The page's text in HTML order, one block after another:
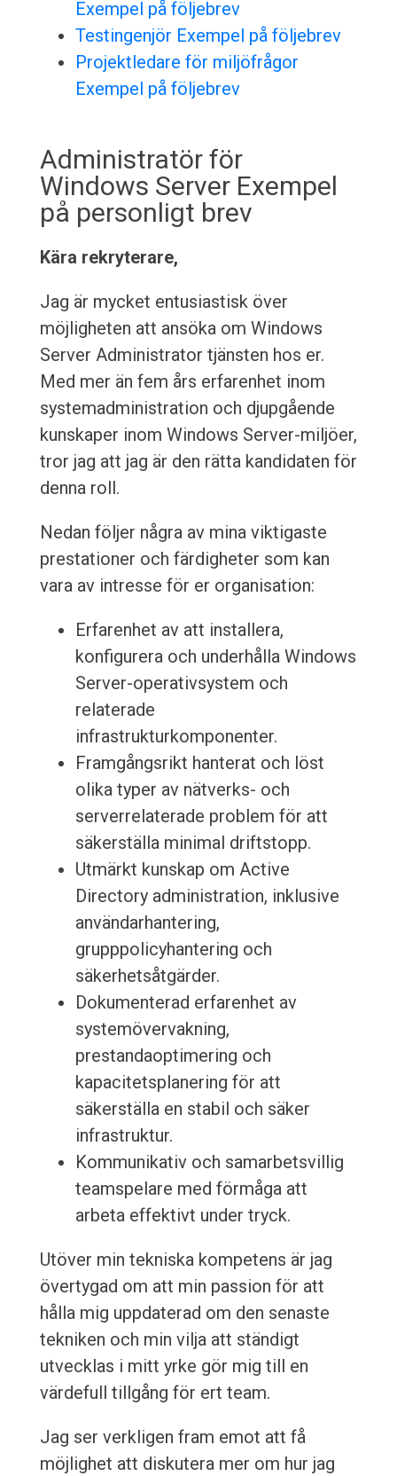
Exempel på följebrev
Testingenjör Exempel på följebrev
Projektledare för miljöfrågor
Exempel på följebrev
Administratör för
Windows Server Exempel
på personligt brev
Kära rekryterare,
Jag är mycket entusiastisk över
möjligheten att ansöka om Windows
Server Administrator tjänsten hos er.
Med mer än fem års erfarenhet inom
systemadministration och djupgående
kunskaper inom Windows Server-miljöer,
tror jag att jag är den rätta kandidaten för
denna roll.
Nedan följer några av mina viktigaste
prestationer och färdigheter som kan
vara av intresse för er organisation:
Erfarenhet av att installera,
konfigurera och underhålla Windows
Server-operativsystem och
relaterade
infrastrukturkomponenter.
Framgångsrikt hanterat och löst
olika typer av nätverks- och
serverrelaterade problem för att
säkerställa minimal driftstopp.
Utmärkt kunskap om Active
Directory administration, inklusive
användarhantering,
grupppolicyhantering och
säkerhetsåtgärder.
Dokumenterad erfarenhet av
systemövervakning,
prestandaoptimering och
kapacitetsplanering för att
säkerställa en stabil och säker
infrastruktur.
Kommunikativ och samarbetsvillig
teamspelare med förmåga att
arbeta effektivt under tryck.
Utöver min tekniska kompetens är jag
övertygad om att min passion för att
hålla mig uppdaterad om den senaste
tekniken och min vilja att ständigt
utvecklas i mitt yrke gör mig till en
värdefull tillgång för ert team.
Jag ser verkligen fram emot att få
möjlighet att diskutera mer om hur jag